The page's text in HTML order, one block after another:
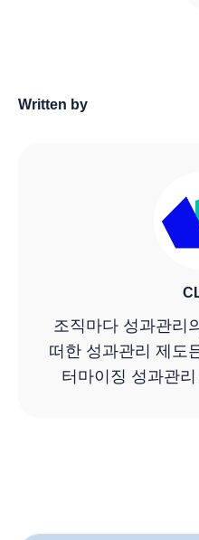
Written by
조직마다 성과관리
떠한 성과관리 제도
터마이징 성과관